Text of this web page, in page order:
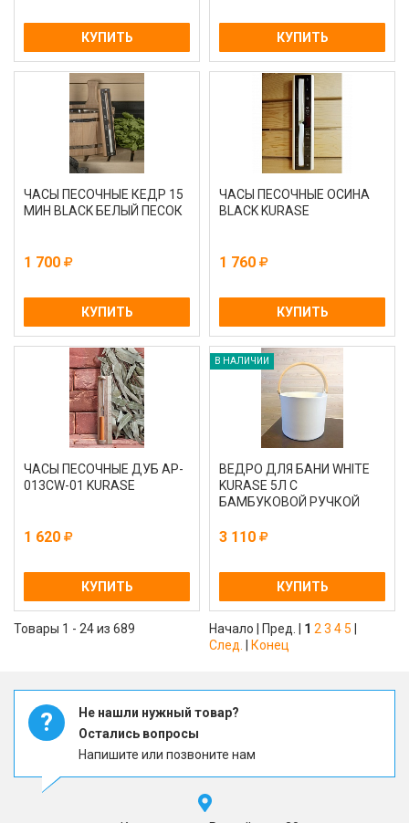
КУПИТЬ КУПИТЬ
ЧАСЫ ПЕСОЧНЫЕ КЕДР 15
МИН BLACK БЕЛЫЙ ПЕСОК
1 700
КУПИТЬ
ЧАСЫ ПЕСОЧНЫЕ ОСИНА
BLACK KURASE
1 760
КУПИТЬ
ЧАСЫ ПЕСОЧНЫЕ ДУБ AP-
013CW-01 KURASE
1 620
КУПИТЬ
В НАЛИЧИИ
ВЕДРО ДЛЯ БАНИ WHITE
KURASE 5Л С
БАМБУКОВОЙ РУЧКОЙ
3 110
КУПИТЬ
Товары 1 - 24 из 689 Начало | Пред. | 1 2 3 45
След.
Конец
?
Не нашли нужный товар?
Остались вопросы
Напишите или позвоните нам